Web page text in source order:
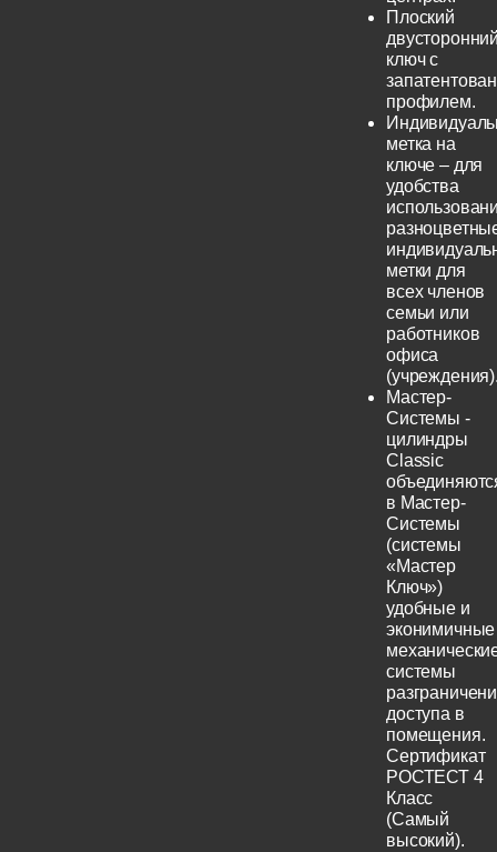
Плоский
ключ с
профилем.
метка на
ключе – для
удобства
метки для
всех членов
семьи или
работников
офиса
Мастер-
Системы -
цилиндры
Classic
в Мастер-
Системы
(системы
«Мастер
Ключ»)
удобные и
эконимичные
системы
доступа в
помещения.
Сертификат
РОСТЕСТ 4
Класс
(Самый
высокий).